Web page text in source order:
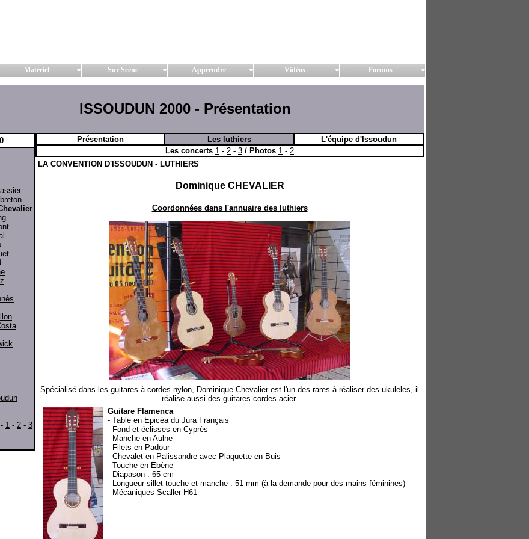
Matériel Sur Scène Apprendre Vidéos Forums
ISSOUDUN 2000 - Présentation
1 - 2 - 3
Présentation Les luthiers
L'équipe d'Issoudun
Les concerts 1 - 2 - 3 / Photos 1 - 2
LA CONVENTION D'ISSOUDUN - LUTHIERS
Dominique CHEVALIER
Coordonnées dans l'annuaire des luthiers
Spécialisé dans les guitares à cordes nylon, Dominique Chevalier est l'un des rares à réaliser des ukuleles, il
réalise aussi des guitares cordes acier.
Guitare Flamenca
- Table en Epicéa du Jura Français
- Fond et éclisses en Cyprès
- Manche en Aulne
- Filets en Padour
- Chevalet en Palissandre avec Plaquette en Buis
- Touche en Ebène
- Diapason : 65 cm
- Longueur sillet touche et manche : 51 mm (à la demande pour des mains féminines)
- Mécaniques Scaller H61